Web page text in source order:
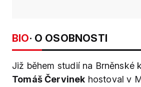
BIO· O OSOBNOSTI
Již během studií na Brněnské
Tomáš Červinek hostoval v